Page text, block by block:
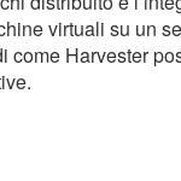
virtuali su un
come Harvester